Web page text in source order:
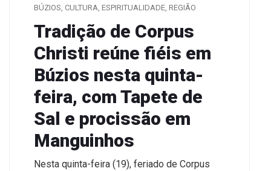
BÚZIOS, CULTURA, ESPIRITUALIDADE, REGIÃO
Tradição de Corpus
Christi reúne fiéis em
Búzios nesta quinta-
feira, com Tapete de
Sal e procissão em
Manguinhos
Nesta quinta-feira (19), feriado de Corpus